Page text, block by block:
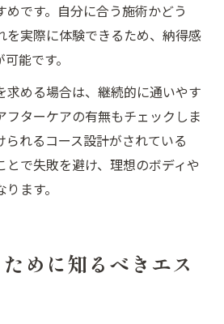
めです。自分に合う施術かどう
を実際に体験できるため、納得感
能です。
求める場合は、継続的に通いやす
フターケアの有無もチェックしま
られるコース設計がされている
とで失敗を避け、理想のボディや
ます。
めに知るべきエス